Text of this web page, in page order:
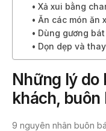
Xả xui bằng
Ăn các món ăn
Dùng gương
Dọn dẹp và
Những lý do
khách, buôn
9 nguyên nhân buôn